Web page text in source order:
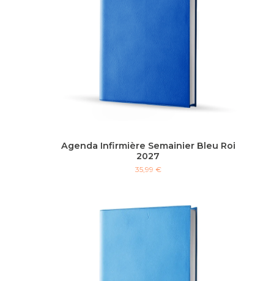
Agenda Infirmière Semainier Bleu Roi
2027
35,99 €